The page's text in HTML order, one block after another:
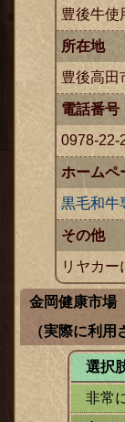
豊後牛
所在地
豊後高田
電話番号
0978-22-
ホームペ
黒毛和牛
その他
リヤカー
金岡健康市場
（実際に利
選択
非常